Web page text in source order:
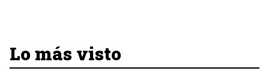
Lo más visto